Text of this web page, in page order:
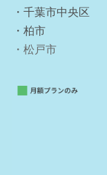
・千葉市中央区
・柏市
・松戸市